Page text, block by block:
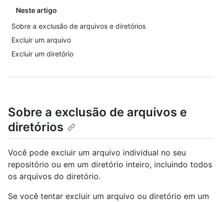
Neste artigo
Sobre a exclusão de arquivos e diretórios
Excluir um arquivo
Excluir um diretório
Sobre a exclusão de arquivos e
diretórios
Você pode excluir um arquivo individual no seu
repositório ou em um diretório inteiro, incluindo todos
os arquivos do diretório.
Se você tentar excluir um arquivo ou diretório em um